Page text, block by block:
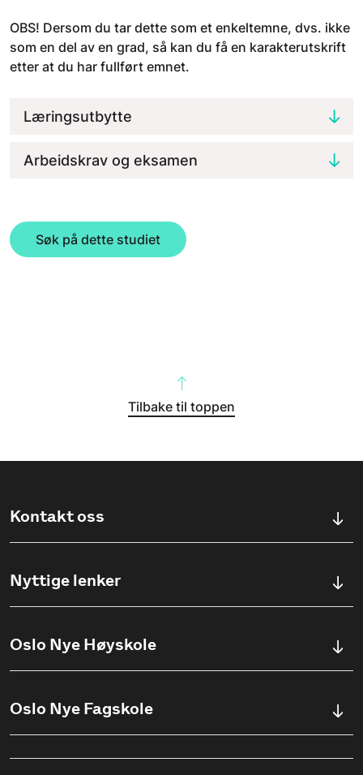
OBS! Dersom du tar dette som et enkeltemne, dvs. ikke
som en del av en grad, så kan du få en karakterutskrift
etter at du har fullført emnet.
Læringsutbytte
Arbeidskrav og eksamen
Søk på dette studiet
Tilbake til toppen
Kontakt oss
Ullevålsveien 76, 0454 OSLO
(+47) 23 23 38 20
Nyttige lenker
Søknadsinfo
Pensumlister
Aktuelt
Oslo Nye Høyskole
Institutter
Oslo Nye Fagskole
Om Fagskolen